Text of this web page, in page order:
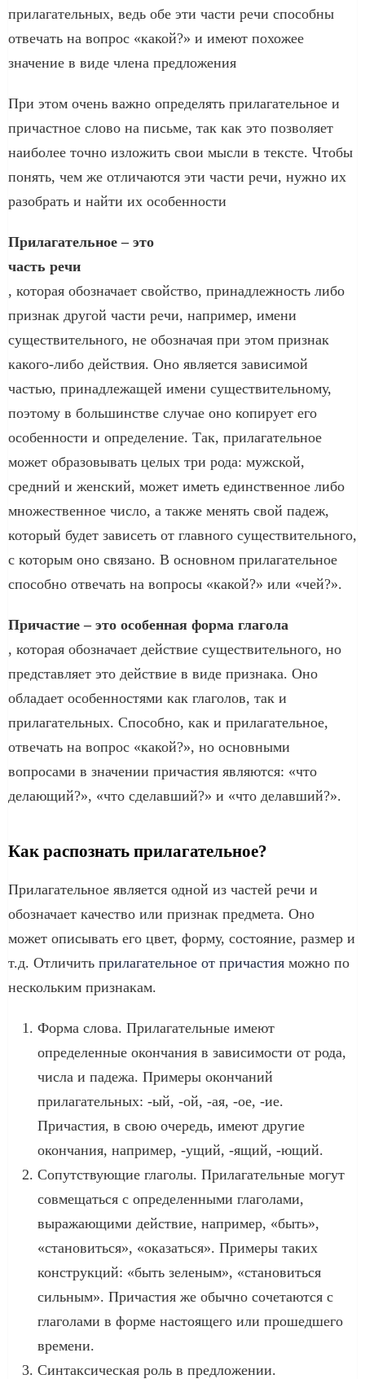
прилагательных, ведь обе эти части речи способны
отвечать на вопрос «какой?» и имеют похожее
значение в виде члена предложения
При этом очень важно определять прилагательное и
причастное слово на письме, так как это позволяет
наиболее точно изложить свои мысли в тексте. Чтобы
понять, чем же отличаются эти части речи, нужно их
разобрать и найти их особенности
Прилагательное – это
часть речи
, которая обозначает свойство, принадлежность либо
признак другой части речи, например, имени
существительного, не обозначая при этом признак
какого-либо действия. Оно является зависимой
частью, принадлежащей имени существительному,
поэтому в большинстве случае оно копирует его
особенности и определение. Так, прилагательное
может образовывать целых три рода: мужской,
средний и женский, может иметь единственное либо
множественное число, а также менять свой падеж,
который будет зависеть от главного существительного,
с которым оно связано. В основном прилагательное
способно отвечать на вопросы «какой?» или «чей?».
Причастие – это особенная форма глагола
, которая обозначает действие существительного, но
представляет это действие в виде признака. Оно
обладает особенностями как глаголов, так и
прилагательных. Способно, как и прилагательное,
отвечать на вопрос «какой?», но основными
вопросами в значении причастия являются: «что
делающий?», «что сделавший?» и «что делавший?».
Как распознать прилагательное?
Прилагательное является одной из частей речи и
обозначает качество или признак предмета. Оно
может описывать его цвет, форму, состояние, размер и
т.д. Отличить прилагательное от причастия можно по
нескольким признакам.
Форма слова. Прилагательные имеют
определенные окончания в зависимости от рода,
числа и падежа. Примеры окончаний
прилагательных: -ый, -ой, -ая, -ое, -ие.
Причастия, в свою очередь, имеют другие
окончания, например, -ущий, -ящий, -ющий.
Сопутствующие глаголы. Прилагательные могут
совмещаться с определенными глаголами,
выражающими действие, например, «быть»,
«становиться», «оказаться». Примеры таких
конструкций: «быть зеленым», «становиться
сильным». Причастия же обычно сочетаются с
глаголами в форме настоящего или прошедшего
времени.
Синтаксическая роль в предложении.